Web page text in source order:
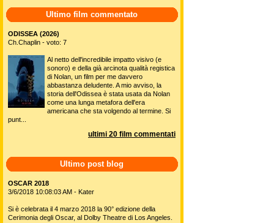
Ultimo film commentato
ODISSEA (2026)
Ch.Chaplin - voto: 7
Al netto dell'incredibile impatto visivo (e
sonoro) e della già arcinota qualità registica
di Nolan, un film per me davvero
abbastanza deludente. A mio avviso, la
storia dell'Odissea è stata usata da Nolan
come una lunga metafora dell'era
americana che sta volgendo al termine. Si
punt...
ultimi 20 film commentati
Ultimo post blog
OSCAR 2018
3/6/2018 10:08:03 AM - Kater
Si è celebrata il 4 marzo 2018 la 90° edizione della
Cerimonia degli Oscar, al Dolby Theatre di Los Angeles.